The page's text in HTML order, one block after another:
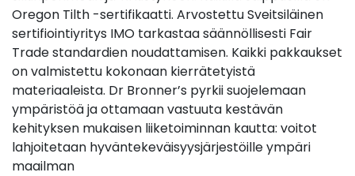
Oregon Tilth -sertifikaatti. Arvostettu Sveitsiläinen
sertifiointiyritys IMO tarkastaa säännöllisesti Fair
Trade standardien noudattamisen. Kaikki pakkaukset
on valmistettu kokonaan kierrätetyistä
materiaaleista. Dr Bronner’s pyrkii suojelemaan
ympäristöä ja ottamaan vastuuta kestävän
kehityksen mukaisen liiketoiminnan kautta: voitot
lahjoitetaan hyväntekeväisyysjärjestöille ympäri
maailman